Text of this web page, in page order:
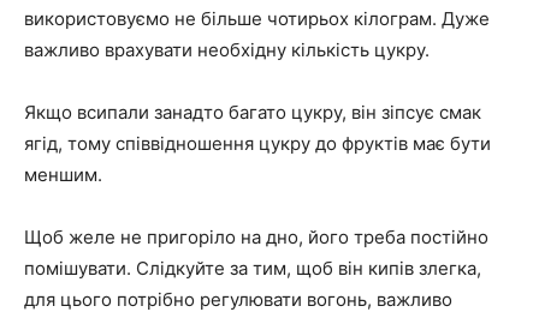
використовуємо не більше чотирьох кілограм. Дуже
важливо врахувати необхідну кількість цукру.
Якщо всипали занадто багато цукру, він зіпсує смак
ягід, тому співвідношення цукру до фруктів має бути
меншим.
Щоб желе не пригоріло на дно, його треба постійно
помішувати. Слідкуйте за тим, щоб він кипів злегка,
для цього потрібно регулювати вогонь, важливо